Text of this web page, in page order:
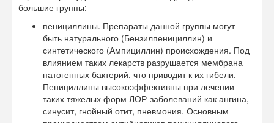
большие группы:
пенициллины. Препараты данной группы могут
быть натурального (Бензилпенициллин) и
синтетического (Ампициллин) происхождения. Под
влиянием таких лекарств разрушается мембрана
патогенных бактерий, что приводит к их гибели.
Пенициллины высокоэффективны при лечении
таких тяжелых форм ЛОР-заболеваний как ангина,
синусит, гнойный отит, пневмония. Основным